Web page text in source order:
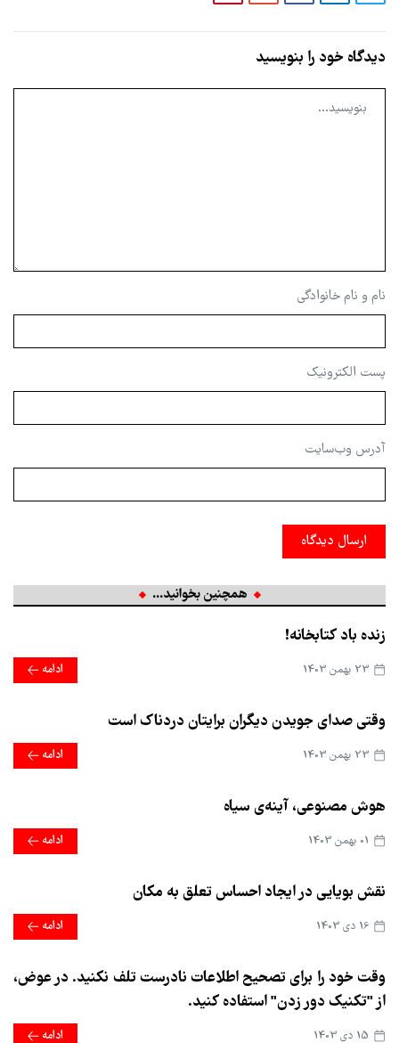
دیدگاه خود را بنویسید
نام و نام خانوادگی
پست الکترونیک
آدرس وب‌سایت
ارسال دیدگاه
همچنین بخوانید...
زنده باد کتابخانه!
ادامه
وقتی صدای جویدن دیگران برایتان دردناک است
ادامه
هوش مصنوعی، آینه‌ی سیاه
ادامه
نقش بویایی در ایجاد احساس تعلق به مکان
ادامه
وقت خود را برای تصحیح اطلاعات نادرست تلف نکنید. در عوض،
از "تکنیک دور زدن" استفاده کنید.
ادامه